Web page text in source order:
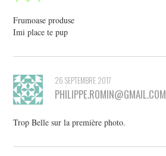
Frumoase produse
Imi place te pup
26 SEPTEMBRE 2017
PHILIPPE.ROMIN@GMAIL.COM
Trop Belle sur la première photo.